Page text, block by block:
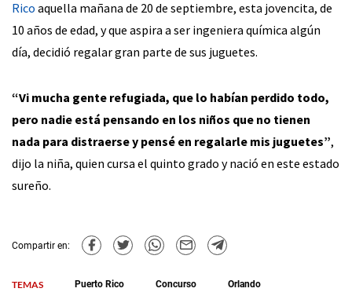
Rico aquella mañana de 20 de septiembre, esta jovencita, de
10 años de edad, y que aspira a ser ingeniera química algún
día, decidió regalar gran parte de sus juguetes.
“Vi mucha gente refugiada, que lo habían perdido todo,
pero nadie está pensando en los niños que no tienen
nada para distraerse y pensé en regalarle mis juguetes”,
dijo la niña, quien cursa el quinto grado y nació en este estado
sureño.
Compartir en:
TEMAS Puerto Rico Concurso
Orlando